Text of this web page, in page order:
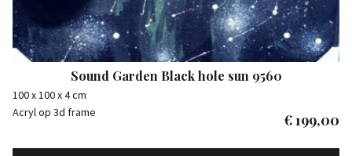
Sound Garden Black hole sun 9560
100 x 100 x 4 cm
Acryl op 3d frame
€199,00